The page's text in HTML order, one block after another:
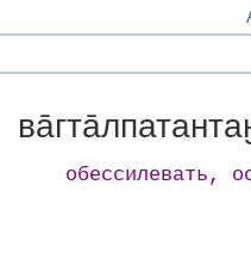
обессилевать,